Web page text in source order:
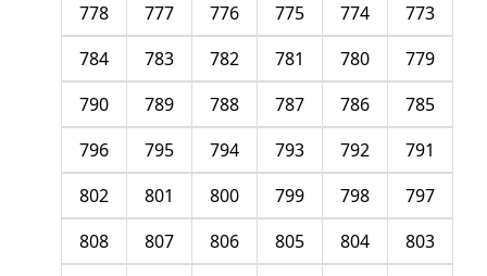
773
774
775
776
777
778
779
780
781
782
783
784
785
786
787
788
789
790
791
792
793
794
795
796
797
798
799
800
801
802
803
804
805
806
807
808